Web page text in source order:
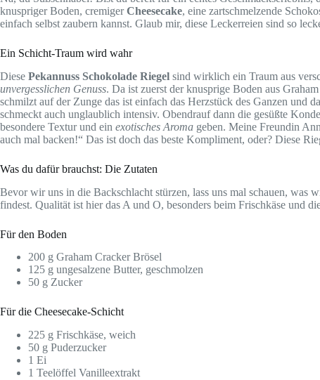
knuspriger Boden, cremigerCheesecake, eine zartschmelzende
einfach selbst zaubern kannst. Glaub mir, diese Leckerreien sind so
Ein Schicht-Traum wird wahr
Diese Pekannuss Schokolade Riegel sind wirklich ein Traum aus
unvergesslichen Genuss. Da ist zuerst der knusprige Boden aus
schmilzt auf der Zunge das ist einfach das Herzstück des Ganzen und
schmeckt auch unglaublich intensiv. Obendrauf dann die gesüßte
besondere Textur und ein exotisches Aroma geben. Meine Freundin
auch mal backen!“ Das ist doch das beste Kompliment, oder? Diese
Was du dafür brauchst: Die Zutaten
Bevor wir uns in die Backschlacht stürzen, lass uns mal schauen, was
findest. Qualität ist hier das A und O, besonders beim Frischkäse und
Für den Boden
200 g Graham Cracker Brösel
125 g ungesalzene Butter, geschmolzen
50 g Zucker
Für die Cheesecake-Schicht
225 g Frischkäse, weich
50 g Puderzucker
1 Ei
1 Teelöffel Vanilleextrakt